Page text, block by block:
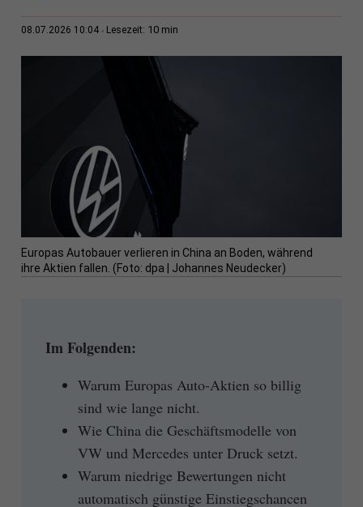
08.07.2026 10:04 Lesezeit: 10 min
Europas Autobauer verlieren in China an Boden, während
ihre Aktien fallen. (Foto: dpa | Johannes Neudecker)
Im Folgenden:
Warum Europas Auto-Aktien so billig
sind wie lange nicht.
Wie China die Geschäftsmodelle von
VW und Mercedes unter Druck setzt.
Warum niedrige Bewertungen nicht
automatisch günstige Einstiegschancen